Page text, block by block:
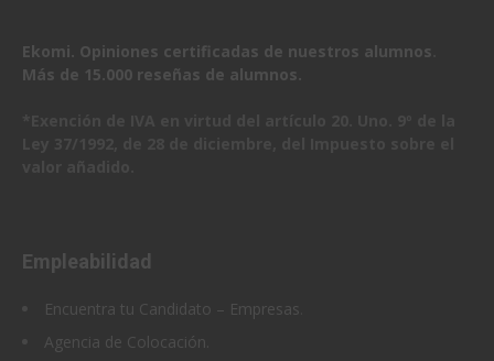
Ekomi. Opiniones certificadas de nuestros alumnos
Más de 15.000 reseñas de alumnos.
Empleabilidad
Encuentra tu Candidato – Empresas
Agencia de Colocación.